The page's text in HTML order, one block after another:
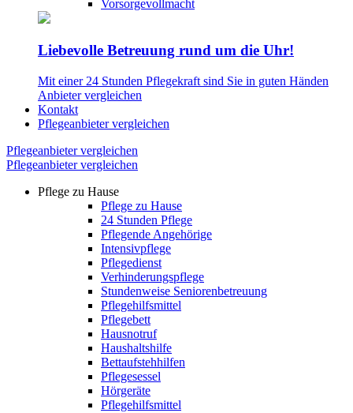
Vorsorgevollmacht
Liebevolle Betreuung rund um die Uhr!
Mit einer 24 Stunden Pflegekraft sind Sie in guten Händen
Anbieter vergleichen
Kontakt
Pflegeanbieter vergleichen
Pflegeanbieter vergleichen
Pflegeanbieter vergleichen
Pflege zu Hause
Pflege zu Hause
24 Stunden Pflege
Pflegende Angehörige
Intensivpflege
Pflegedienst
Verhinderungspflege
Stundenweise Seniorenbetreuung
Pflegehilfsmittel
Pflegebett
Hausnotruf
Haushaltshilfe
Bettaufstehhilfen
Pflegesessel
Hörgeräte
Pflegehilfsmittel